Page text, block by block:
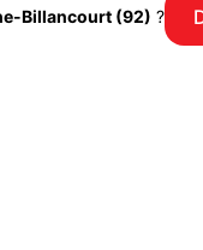
Billancourt (92) ?